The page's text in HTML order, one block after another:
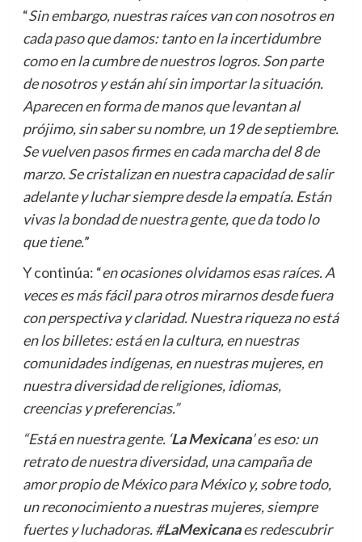
“Sin embargo, nuestras raíces van con nosotros en
cada paso que damos: tanto en la incertidumbre
como en la cumbre de nuestros logros. Son parte
de nosotros y están ahí sin importar la situación.
Aparecen en forma de manos que levantan al
prójimo, sin saber su nombre, un 19 de septiembre.
Se vuelven pasos firmes en cada marcha del 8 de
marzo. Se cristalizan en nuestra capacidad de salir
adelante y luchar siempre desde la empatía. Están
vivas la bondad de nuestra gente, que da todo lo
que tiene.”
Y continúa: “en ocasiones olvidamos esas raíces. A
veces es más fácil para otros mirarnos desde fuera
con perspectiva y claridad. Nuestra riqueza no está
en los billetes: está en la cultura, en nuestras
comunidades indígenas, en nuestras mujeres, en
nuestra diversidad de religiones, idiomas,
creencias y preferencias.”
“Está en nuestra gente. ‘La Mexicana’ es eso: un
retrato de nuestra diversidad, una campaña de
amor propio de México para México y, sobre todo,
un reconocimiento a nuestras mujeres, siempre
fuertes y luchadoras. #LaMexicanaes redescubrir